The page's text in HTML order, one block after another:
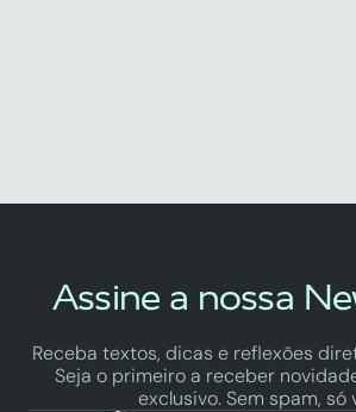
Assine a nossa
Receba textos, dicas e reflexões
Seja o primeiro a receber
exclusivo. Sem spam, só